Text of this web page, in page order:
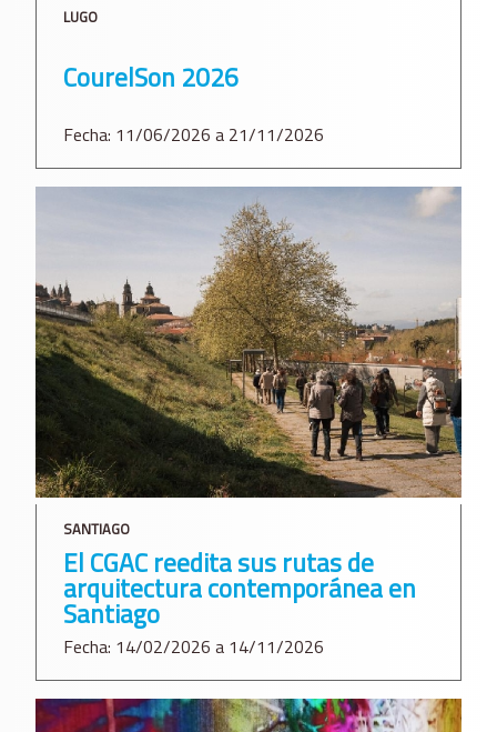
LUGO
CourelSon 2026
Fecha: 11/06/2026 a 21/11/2026
SANTIAGO
El CGAC reedita sus rutas de
arquitectura contemporánea en
Santiago
Fecha: 14/02/2026 a 14/11/2026